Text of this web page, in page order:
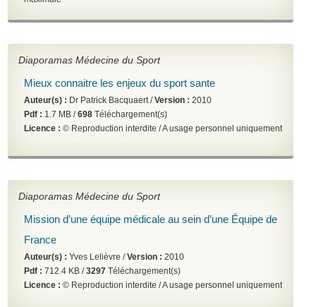
Diaporamas Médecine du Sport
Mieux connaitre les enjeux du sport sante
Auteur(s) : Dr Patrick Bacquaert /Version : 2010
Pdf : 1.7 MB /698 Téléchargement(s)
Licence : © Reproduction interdite / A usage personnel uniquement
Diaporamas Médecine du Sport
Mission d’une équipe médicale au sein d’une Équipe de
France
Auteur(s) : Yves Lelièvre /Version : 2010
Pdf : 712.4 KB /3297 Téléchargement(s)
Licence : © Reproduction interdite / A usage personnel uniquement